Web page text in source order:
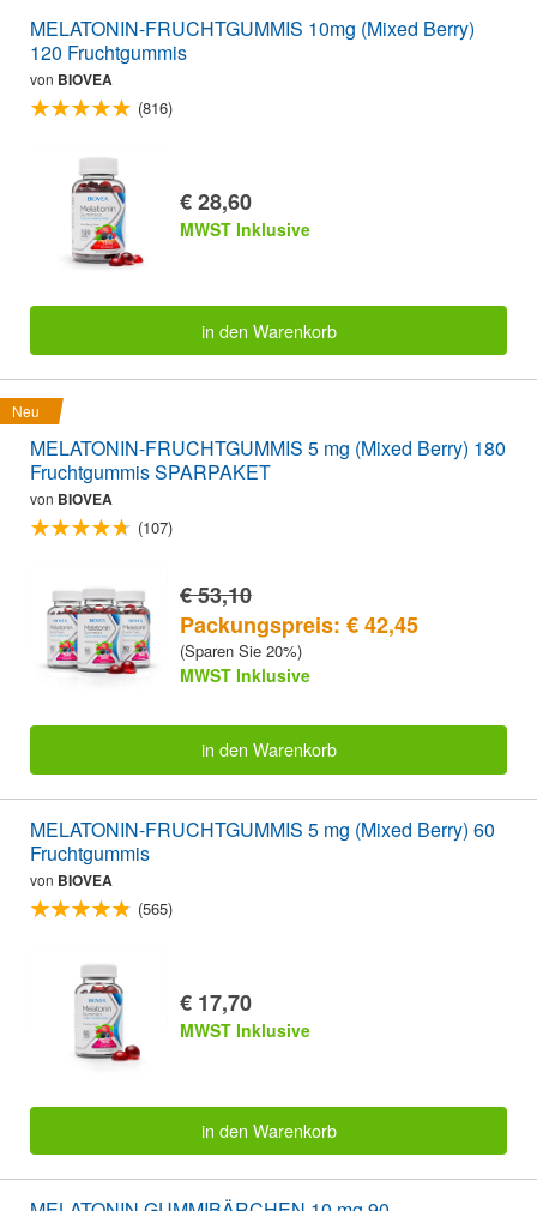
MELATONIN-FRUCHTGUMMIS 10mg (Mixed Berry)
120 Fruchtgummis
von BIOVEA
(816)
€ 28,60
MWST Inklusive
in den Warenkorb
Neu
MELATONIN-FRUCHTGUMMIS 5 mg (Mixed Berry) 180
Fruchtgummis SPARPAKET
von BIOVEA
(107)
€ 53,10
Packungspreis: € 42,45
(Sparen Sie 20%)
MWST Inklusive
in den Warenkorb
MELATONIN-FRUCHTGUMMIS 5 mg (Mixed Berry) 60
Fruchtgummis
von BIOVEA
(565)
€ 17,70
MWST Inklusive
in den Warenkorb